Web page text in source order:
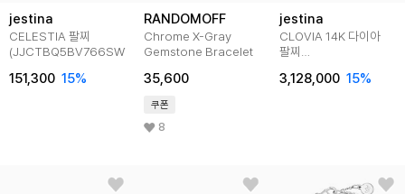
jestina
CELESTIA 팔찌
(JJCTBQ5BV766SW7S0)
151,300 15%
RANDOMOFF
Chrome X-Gray
Gemstone Bracelet
35,600
쿠폰
8
jestina
CLOVIA 14K 다이아
팔찌
3,128,000 15%